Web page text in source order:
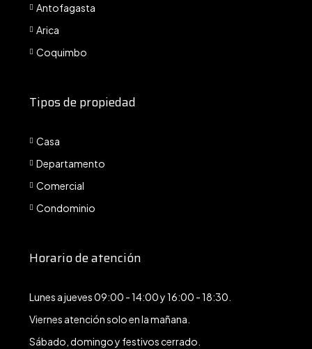
Antofagasta
Arica
Coquimbo
Tipos de propiedad
Casa
Departamento
Comercial
Condominio
Horario de atención
Lunes a jueves 09:00 - 14:00 y 16:00 - 18:30.
Viernes atención solo en la mañana.
Sábado, domingo y festivos cerrado.